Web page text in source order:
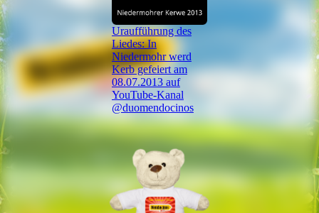
Uraufführung des
Liedes: In
Niedermohr werd
Kerb gefeiert am
08.07.2013 auf
YouTube-Kanal
@duomendocinos